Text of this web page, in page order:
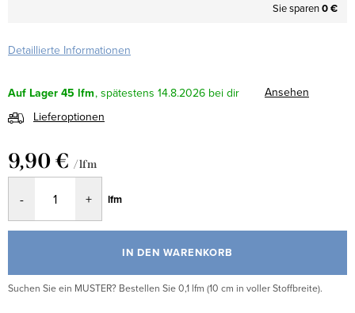
Sie sparen0 €
Detaillierte Informationen
Auf Lager45 lfm 14.8.2026
Ansehen
Lieferoptionen
9,90 € / lfm
lfm
IN DEN WARENKORB
Suchen Sie ein MUSTER? Bestellen Sie 0,1 lfm (10 cm in voller Stoffbreite).